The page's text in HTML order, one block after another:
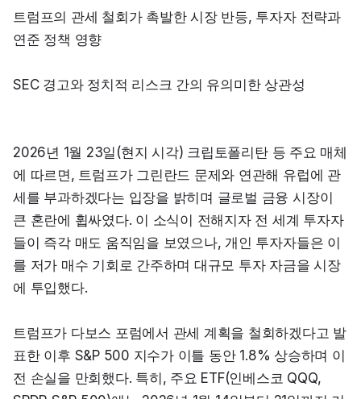
트럼프의 관세 철회가 촉발한 시장 반등, 투자자 전략과
연준 정책 영향
SEC 경고와 정치적 리스크 간의 유의미한 상관성
2026년 1월 23일(현지 시각) 크립토폴리탄 등 주요 매체
에 따르면, 트럼프가 그린란드 문제와 연관해 유럽에 관
세를 부과하겠다는 입장을 밝히며 글로벌 금융 시장이
큰 혼란에 휩싸였다. 이 소식이 전해지자 전 세계 투자자
들이 즉각 매도 움직임을 보였으나, 개인 투자자들은 이
를 저가 매수 기회로 간주하며 대규모 투자 자금을 시장
에 투입했다.
트럼프가 다보스 포럼에서 관세 계획을 철회하겠다고 발
표한 이후 S&P 500 지수가 이틀 동안 1.8% 상승하며 이
전 손실을 만회했다. 특히, 주요 ETF(인베스코 QQQ,